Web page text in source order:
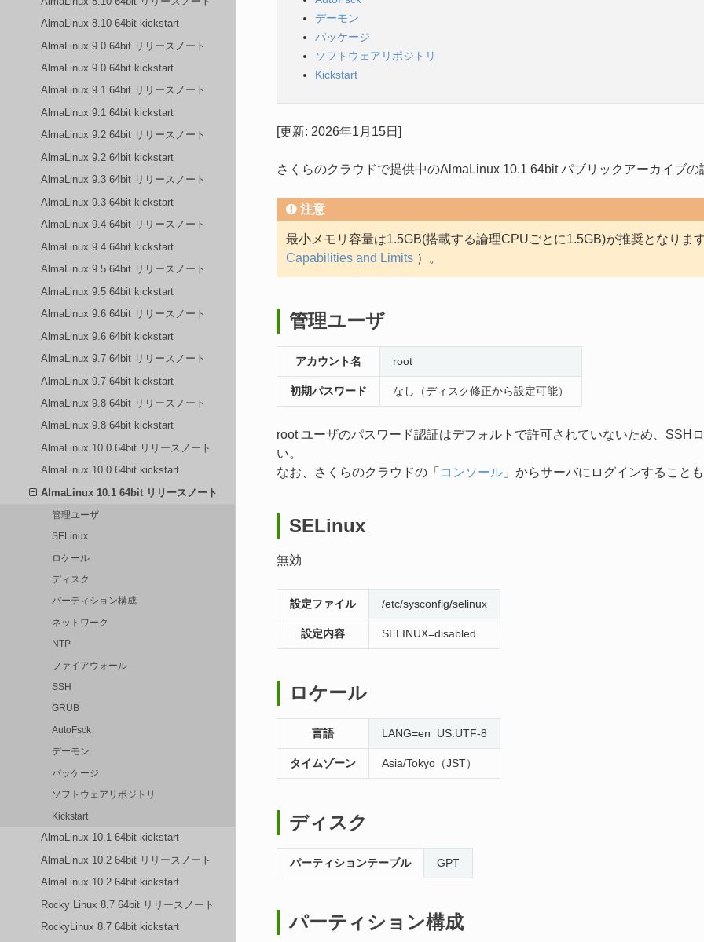
AlmaLinux 8.10 64bit kickstart
AlmaLinux 9.0 64bit リリースノート
AlmaLinux 9.0 64bit kickstart
AlmaLinux 9.1 64bit リリースノート
AlmaLinux 9.1 64bit kickstart
AlmaLinux 9.2 64bit リリースノート
AlmaLinux 9.2 64bit kickstart
AlmaLinux 9.3 64bit リリースノート
AlmaLinux 9.3 64bit kickstart
AlmaLinux 9.4 64bit リリースノート
AlmaLinux 9.4 64bit kickstart
AlmaLinux 9.5 64bit リリースノート
AlmaLinux 9.5 64bit kickstart
AlmaLinux 9.6 64bit リリースノート
AlmaLinux 9.6 64bit kickstart
AlmaLinux 9.7 64bit リリースノート
AlmaLinux 9.7 64bit kickstart
AlmaLinux 9.8 64bit リリースノート
AlmaLinux 9.8 64bit kickstart
AlmaLinux 10.0 64bit リリースノート
AlmaLinux 10.0 64bit kickstart
AlmaLinux 10.1 64bit リリースノート
管理ユーザ
SELinux
ロケール
ディスク
パーティション構成
ネットワーク
NTP
ファイアウォール
SSH
GRUB
AutoFsck
デーモン
パッケージ
ソフトウェアリポジトリ
Kickstart
AlmaLinux 10.1 64bit kickstart
AlmaLinux 10.2 64bit リリースノート
AlmaLinux 10.2 64bit kickstart
Rocky Linux 8.7 64bit リリースノート
RockyLinux 8.7 64bit kickstart
デーモン
パッケージ
ソフトウェアリポジトリ
Kickstart
[更新: 2026年1月15日]
さくらのクラウドで提供中のAlmaLinux 10.1 64bit パブリックアーカイブ
注意
最小メモリ容量は1.5GB(搭載する論理CPUごとに1.5GB)が推奨となりま
Capabilities and Limits）。
管理ユーザ
アカウント名 root
初期パスワード なし（ディスク修正から設定可能）
root ユーザのパスワード認証はデフォルトで許可されていないため、SSH
い。
なお、さくらのクラウドの「 コンソール」からサーバにログインすること
SELinux
無効
設定ファイル /etc/sysconfig/selinux
設定内容 SELINUX=disabled
ロケール
言語 LANG=en_US.UTF-8
タイムゾーン Asia/Tokyo（JST）
ディスク
パーティションテーブル GPT
パーティション構成